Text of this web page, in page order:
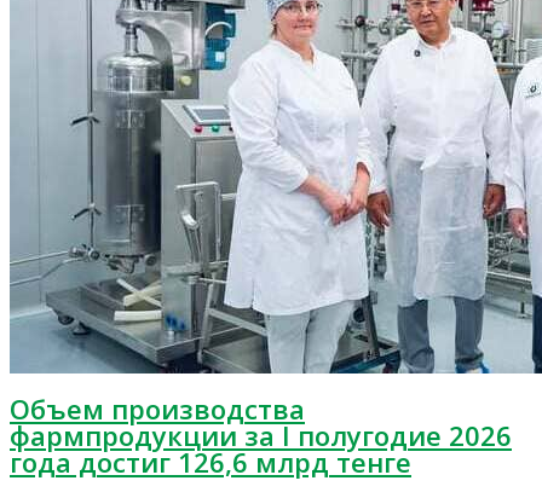
Объем производства
фармпродукции за I полугодие 2026
года достиг 126,6 млрд тенге